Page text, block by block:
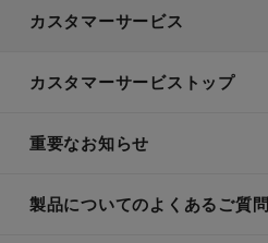
カスタマーサービス
カスタマーサービストップ
重要なお知らせ
製品についてのよくあるご質問